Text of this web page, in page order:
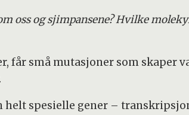
oss og sjimpansene? Hvilke
får små mutasjoner som skaper
spesielle gener –